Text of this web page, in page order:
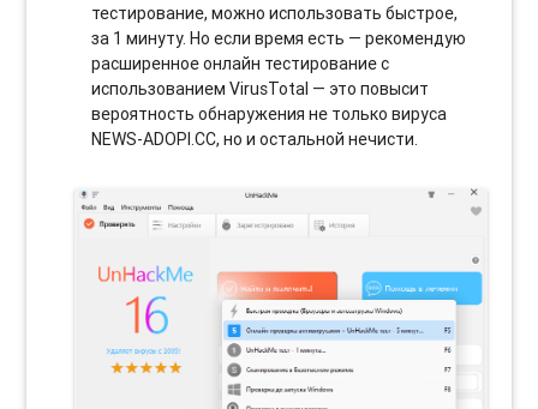
тестирование, можно использовать быстрое,
за 1 минуту. Но если время есть — рекомендую
расширенное онлайн тестирование с
использованием VirusTotal — это повысит
вероятность обнаружения не только вируса
NEWS-ADOPI.CC, но и остальной нечисти.